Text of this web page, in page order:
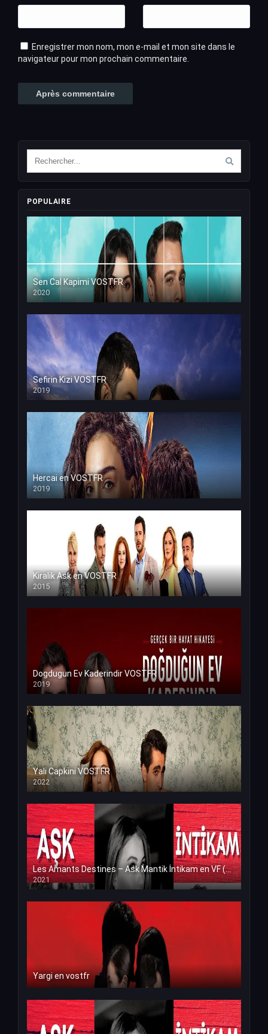
Enregistrer mon nom, mon e-mail et mon site dans le
navigateur pour mon prochain commentaire.
POPULAIRE
Sen Cal Kapimi VOSTFR
2020
Sefirin Kizi VOSTFR
2019
Hercai en VOSTFR
2019
Kiralik Ask en VOSTFR
2015
Dogdugun Ev Kaderindir VOSTFR
2019
Yali Capkini VOSTFR
2022
Les Amants Destines – Ask Mantik İntikam en VF (Voix Francaise)
2021
Yargi en vostfr